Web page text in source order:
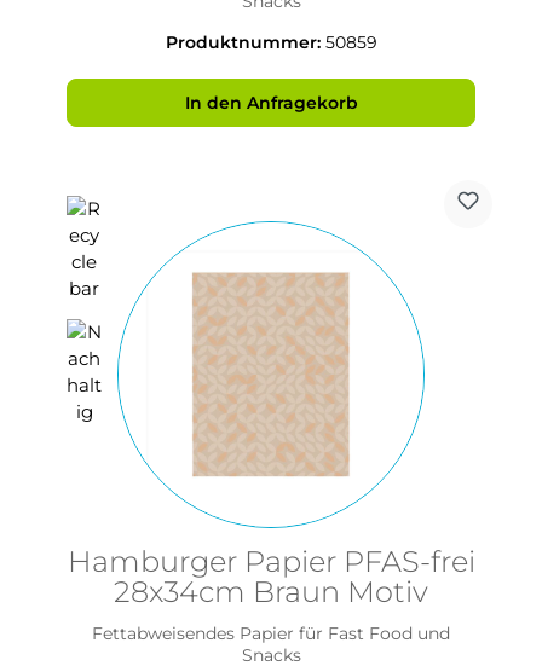
Produktnummer: 50859
In den Anfragekorb
Hamburger Papier PFAS-frei
28x34cm Braun Motiv
Fettabweisendes Papier für Fast Food und
Snacks